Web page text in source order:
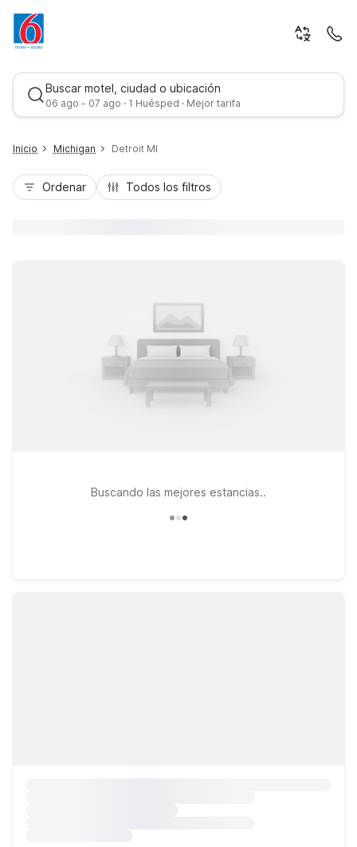
Buscar motel, ciudad o ubicación
06 ago - 07 ago · 1 Huésped · Mejor tarifa
Inicio Michigan Detroit MI
Ordenar Todos los filtros
Buscando las mejores estancias..